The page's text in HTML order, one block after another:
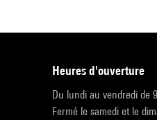
heures d'ouverture
Du lundi au vendredi de
Fermé le samedi et le